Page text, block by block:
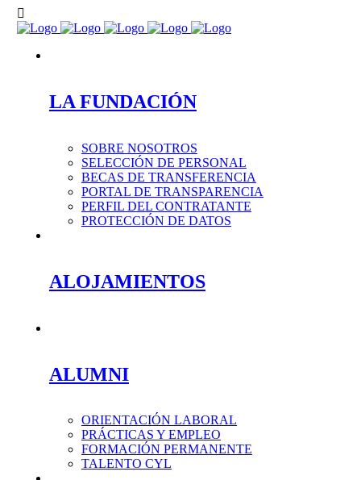
LA FUNDACIÓN
SOBRE NOSOTROS
SELECCIÓN DE PERSONAL
BECAS DE TRANSFERENCIA
PORTAL DE TRANSPARENCIA
PERFIL DEL CONTRATANTE
PROTECCIÓN DE DATOS
ALOJAMIENTOS
ALUMNI
ORIENTACIÓN LABORAL
PRÁCTICAS Y EMPLEO
FORMACIÓN PERMANENTE
TALENTO CYL